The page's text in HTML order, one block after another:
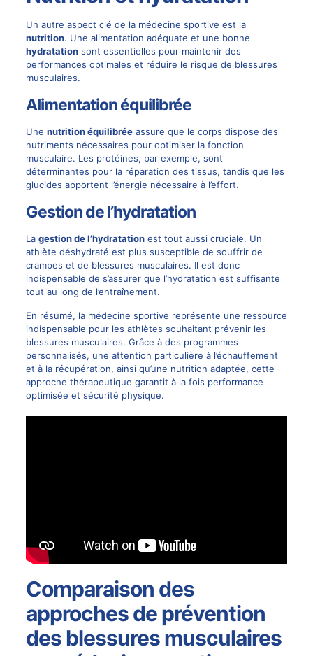
Un autre aspect clé de la médecine sportive est la
nutrition. Une alimentation adéquate et une bonne
hydratationsont essentielles pour maintenir des
performances optimales et réduire le risque de blessures
musculaires.
Alimentation équilibrée
Une nutrition équilibréeassure que le corps dispose des
nutriments nécessaires pour optimiser la fonction
musculaire. Les protéines, par exemple, sont
déterminantes pour la réparation des tissus, tandis que les
glucides apportent l’énergie nécessaire à l’effort.
Gestion de l’hydratation
La gestion de l’hydratationest tout aussi cruciale. Un
athlète déshydraté est plus susceptible de souffrir de
crampes et de blessures musculaires. Il est donc
indispensable de s’assurer que l’hydratation est suffisante
tout au long de l’entraînement.
En résumé, la médecine sportive représente une ressource
indispensable pour les athlètes souhaitant prévenir les
blessures musculaires. Grâce à des programmes
personnalisés, une attention particulière à l’échauffement
et à la récupération, ainsi qu’une nutrition adaptée, cette
approche thérapeutique garantit à la fois performance
optimisée et sécurité physique.
Comparaison des
approches de prévention
des blessures musculaires